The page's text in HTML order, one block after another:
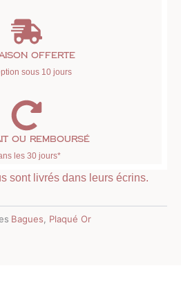
offerte
sous 10 jours
ou remboursé
les 30 jours*
sont livrés dans leurs écrins.
Bagues, Plaqué Or